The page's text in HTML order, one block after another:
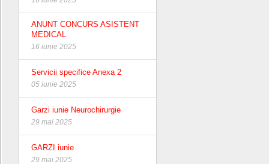
ANUNT CONCURS ASISTENT
MEDICAL
16 iunie 2025
Servicii specifice Anexa 2
05 iunie 2025
Garzi iunie Neurochirurgie
29 mai 2025
GARZI iunie
29 mai 2025